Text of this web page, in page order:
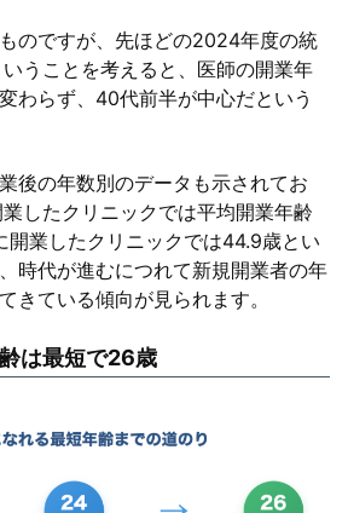
のですが、先ほどの2024年度の統
うことを考えると、医師の開業年
わらず、40代前半が中心だという
後の年数別のデータも示されてお
したクリニックでは平均開業年齢
開業したクリニックでは44.9歳とい
時代が進むにつれて新規開業者の年
きている傾向が見られます。
は最短で26歳